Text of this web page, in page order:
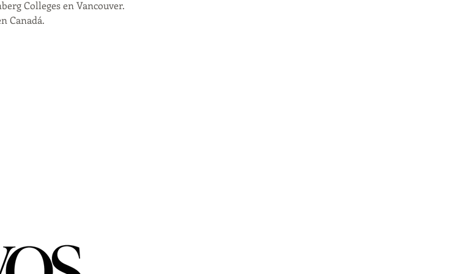
Colleges en Vancouver.
Canadá.